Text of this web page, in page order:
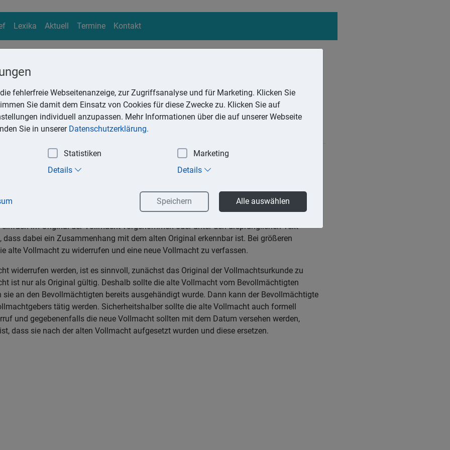
Lexika Aktuell Termine Kontakt
Suchen
jederzeit widerrufen, ändern, ergänzen oder vollständig durch eine
er ist geschäftsfähig. Die Vollmacht gilt solange, bis sie geändert oder
einfach im Original der Vollmacht vorgenommen oder unter den ursprünglichen Text
dabei ein Zusammenhang mit dem alten Original erkennbar ist. Bei größeren
alte Vollmacht zu widerrufen und eine neue Vollmacht zu verfassen.
widerrufen werden, ist es sinnvoll, zunächst das Original der Vollmachtsurkunde zu
ist nur als Original gültig. Deshalb sollte die alte Vollmacht vom Bevollmächtigten
sie an den Bevollmächtigten bereits ausgehändigt wurde. Dann kann der Bevollmächtigte
tätig werden. Sicherheitshalber sollte die alte Vollmacht auch formell
und gegebenenfalls die neue Vollmacht sollten mit dem Datum versehen werden,
dass sie nach der alten Vollmacht aufgesetzt wurden und diese ersetzen.
fehlerfreie Webseitenanzeige, zur Zugriffsanalyse und für Marketing. Klicken Sie
Sie damit dem Einsatz von Cookies für diese Zwecke zu. Klicken Sie auf
individuell anzupassen. Mehr Informationen über die auf unserer Webseite
Sie in unserer Datenschutzerklärung.
Statistiken
Marketing
Details Details
Speichern Alle auswählen